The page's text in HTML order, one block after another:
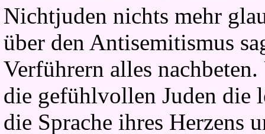
Nichtjuden nichts mehr
über den Antisemitismus
Verführern alles
die gefühlvollen Juden die
die Sprache ihres Herzens